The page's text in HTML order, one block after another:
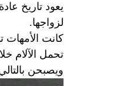
يعود تاريخ
لزواجها.
كانت الأمهات
تحمل الآلام
ويصبحن